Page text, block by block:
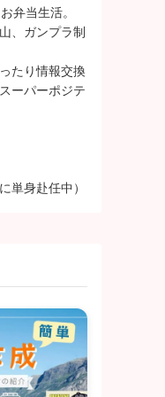
弁当生活。
、ガンプラ制
たり情報交換
ーパーポジテ
身赴任中）